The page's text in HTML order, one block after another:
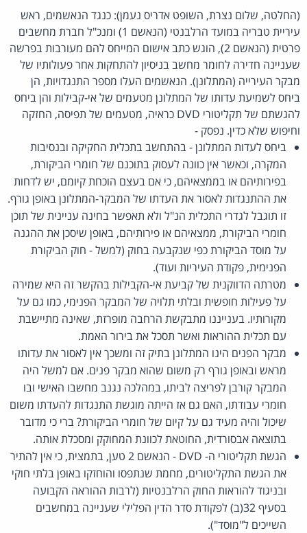
(החלטה, שלום נצרת, השופט אדריס נעמן): כנגד הנאשמים, ראש
עיריית טבריה במועד הרלבנטי (הנאשם 1) ומנכ"ל חברת מחשבים
פרטית (הנאשם 2), הוגש כתב אישום המייחס להם מעורבות בפרשה
שעניינה חדירה לחומר מחשב בניסיון להתחקות אחר פעולותיו של
מבקר העירייה (המתלונן). הנאשמים העלו מספר התנגדויות, הן
ביחס לשמיעת עדותו של המתלונן מטעמים של אי-קבילות והן ביחס
להגשתם של תקליטורי DVD כראיה, מטעמים של תפיסה, החזקה
וחיפוש שלא כדין. נפסק -
ביחס לעדות המתלונן - בהתחשב בתכלית החקיקה ובנסיבות
המקרה, וכאשר אין כוונה לעסוק בתוכנם של חומרי הביקורת,
בפירותיהם או בממצאיהם, כי אם בעצם הוכחת קיומם, יש לדחות
את ההתנגדות לאסור את העדתו של המבקר-המתלונן באופן גורף.
זו תוגבל לגדרי התכלית הנ"ל ולא תאפשר בחינה עניינית של תוכן
חומרי הביקורת, ממצאיהם או פירותיהם, באופן שיסכן את ההגנה
על מוסד הביקורת כפי שנקבעה בחוק (למשל - חוק הביקורת
הפנימית, פקודת העיריות ועוד).
מטרתה הדווקנית של קביעת אי-הקבילות בהקשר זה היא שמירה
על פעילות חופשית ובלתי תלויה של המבקר הפנימי, כמו גם על
מקורותיו. בענייננו מתבקשת הרחבה מופרזת, שאינה מתיישבת
עם תכלית ההוראות ואשר תסכל את בירור האמת.
מבקר הפנים הינו המתלונן בתיק זה ומשכך אין לאסור את עדותו
מראש ובאופן גורף רק משום שהוא מבקר פנים. אם למשל היה
המבקר קורבן לפריצה לביתו, במהלכה נגנב מחשבו האישי ובו
חומרי עבודתו, האם גם אז הייתה מוגשת התנגדות להעדתו משום
שיכול והיה מעיד גם על קיום של חומרי הביקורת? ברי כי מדובר
בתוצאה אבסורדית, החוטאת לכוונת המחוקק ומסכלת אותה.
הגשת תקליטורי ה- DVD - הנאשם 2 טען, בתמצית, כי אין להתיר
את הגשת התקליטורים, מחמת שנתפסו והוחזקו באופן בלתי חוקי
ובניגוד להוראות החוק הרלבנטיות (לרבות ההוראה הקבועה
בסעיף 32(ב) לפקודת סדר הדין הפלילי שעניינה במחשבים
השייכים ל"מוסד").